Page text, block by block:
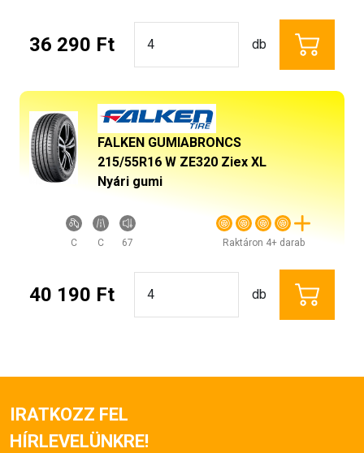
36 290 Ft db
FALKEN GUMIABRONCS
215/55R16 W ZE320 Ziex XL
Nyári gumi
C C 67 Raktáron 4+ darab
40 190 Ft db
IRATKOZZ FEL
HÍRLEVELÜNKRE!